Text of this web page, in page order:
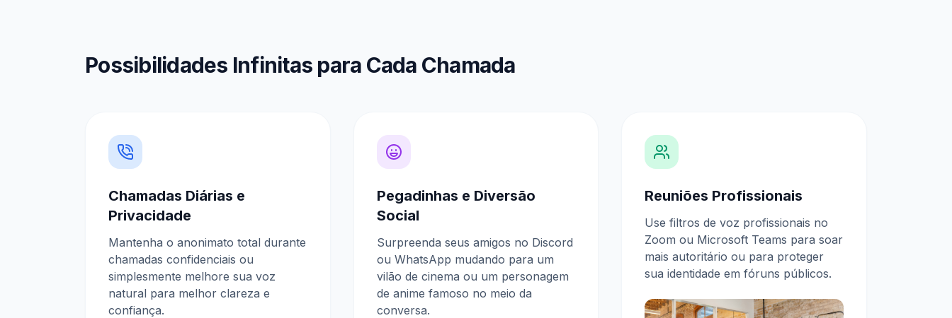
Possibilidades Infinitas para Cada Chamada
Chamadas Diárias e
Privacidade
Mantenha o anonimato total durante
chamadas confidenciais ou
simplesmente melhore sua voz
natural para melhor clareza e
confiança.
Pegadinhas e Diversão
Social
Surpreenda seus amigos no Discord
ou WhatsApp mudando para um
vilão de cinema ou um personagem
de anime famoso no meio da
conversa.
Reuniões Profissionais
Use filtros de voz profissionais no
Zoom ou Microsoft Teams para soar
mais autoritário ou para proteger
sua identidade em fóruns públicos.